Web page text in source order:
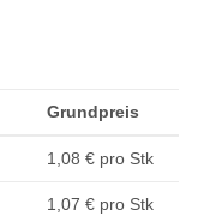
Grundpreis
1,08 € pro Stk
1,07 € pro Stk